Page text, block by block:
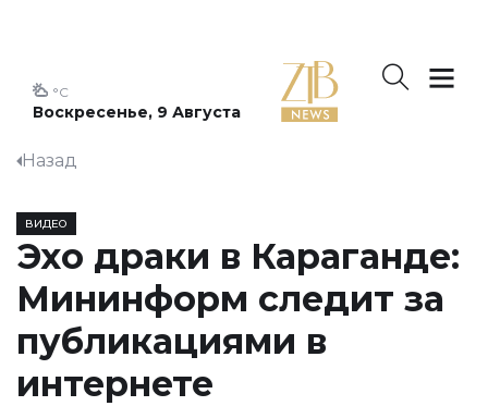
Воскресенье, 9 Августа
°C
Назад
ВИДЕО
Эхо драки в Караганде:
Мининформ следит за
публикациями в
интернете